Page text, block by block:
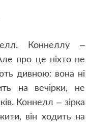
Коннеллу –
про це ніхто не
дивною: вона ні
на вечірки, не
Коннелл – зірка
він ходить на